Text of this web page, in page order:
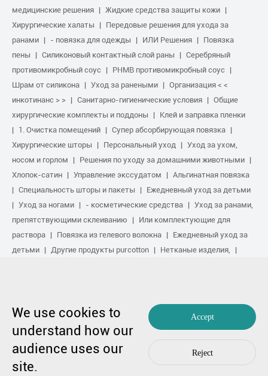
медицинские решения
Жидкие средства защиты кожи
Хирургические халаты
Передовые решения для ухода за
ранами
- повязка для одежды ИЛИ Решения
Повязка
пены
Силиконовый контактный слой раны
Серебряный
противомикробный соус
PHMB противомикробный соус
Шрам от силикона
Уход за ранеными
Организация < <
инкотинанс > >
Санитарно-гигиенические условия
Общие
хирургические комплекты и поддоны
Клей и заправка пленки
1. Очистка помещений
Супер абсорбирующая повязка
Хирургические шторы
Персональный уход
Уход за ухом,
носом и горлом
Решения по уходу за домашними животными
Хлопок-сатин
Управление экссудатом
Альгинатная повязка
Специальность шторы и пакеты
Ежедневный уход за детьми
Уход за ногами
- косметические средства
Уход за ранами,
препятствующими склеиванию
Или комплектующие для
раствора
Повязка из гелевого волокна
Ежедневный уход за
детьми
Другие продукты purcotton
Нетканые изделия,
Авторское право на 1991-2023 гг. победитель Medical Co., Ltd. Все
права защищены.
粤ICP备17048516号. Карта сайта
Политика конфиденциальности
В случае любой озабоченности,
We use cookies to
understand how our
audience uses our
site.
Accept
Reject